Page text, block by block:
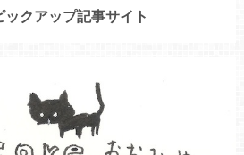
クアップ記事サイト